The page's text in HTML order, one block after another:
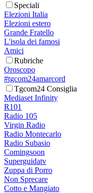
Speciali
Elezioni Italia
Elezioni estero
Grande Fratello
L'isola dei famosi
Amici
Rubriche
Oroscopo
#tgcom24amarcord
Tgcom24 Consiglia
Mediaset Infinity
R101
Radio 105
Virgin Radio
Radio Montecarlo
Radio Subasio
Comingsoon
Superguidatv
Zuppa di Porro
Non Sprecare
Cotto e Mangiato